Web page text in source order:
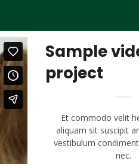
Sample
project
Et commodo velit
aliquam sit suscipit
vestibulum
nec.